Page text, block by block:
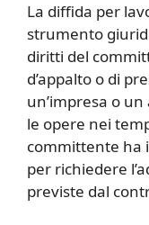
La diffida per
strumento
diritti del
d’appalto o di
un’impresa o
le opere nei
committente ha
per richiedere
previste dal